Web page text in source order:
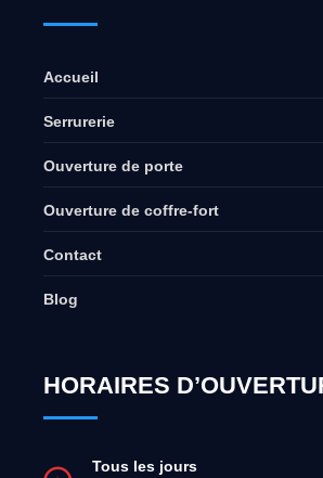
Accueil
Serrurerie
Ouverture de porte
Ouverture de coffre-fort
Contact
Blog
HORAIRES
Tous les jours